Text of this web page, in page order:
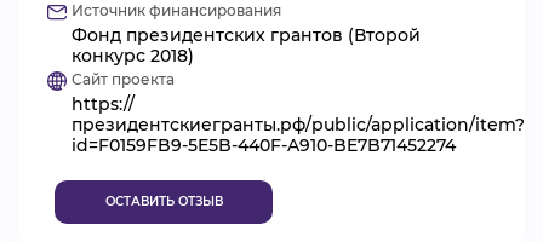
АНАЛИТИКА
БАЗА ЗНАНИЙ
ВИДЕОКУРСЫ
Источник финансирования
Фонд президентских грантов (Второй
конкурс 2018)
Сайт проекта
https://
президентскиегранты.рф/public/application/item?
id=F0159FB9-5E5B-440F-A910-BE7B71452274
ОСТАВИТЬ ОТЗЫВ